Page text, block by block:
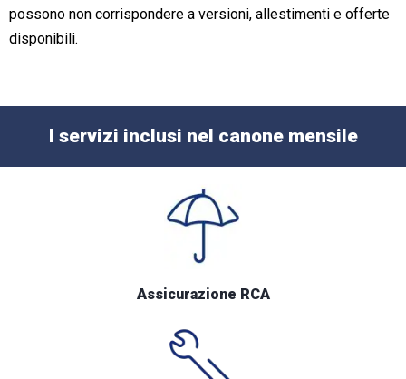
possono non corrispondere a versioni, allestimenti e offerte
disponibili.
I servizi inclusi nel canone mensile
Assicurazione RCA